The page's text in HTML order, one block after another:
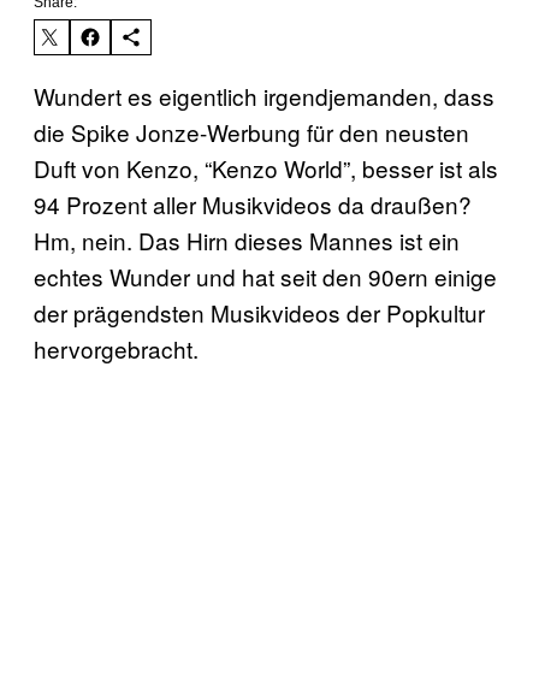
Wundert es eigentlich irgendjemanden, dass
die Spike Jonze-Werbung für den neusten
Duft von Kenzo, “Kenzo World”, besser ist als
94 Prozent aller Musikvideos da draußen?
Hm, nein. Das Hirn dieses Mannes ist ein
echtes Wunder und hat seit den 90ern einige
der prägendsten Musikvideos der Popkultur
hervorgebracht.